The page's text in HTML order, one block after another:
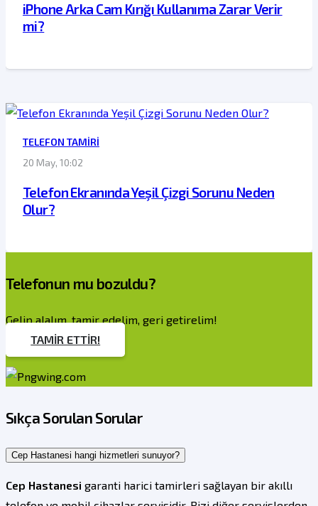
iPhone Arka Cam Kırığı Kullanıma Zarar Verir
mi?
TELEFON TAMIRI
20 May, 10:02
Telefon Ekranında Yeşil Çizgi Sorunu Neden
Olur?
Telefonun mu bozuldu?
Gelip alalım, tamir edelim, geri getirelim!
TAMİR ETTİR!
Sıkça Sorulan Sorular
Cep Hastanesi hangi hizmetleri sunuyor?
Cep Hastanesi garanti harici tamirleri sağlayan bir akıllı